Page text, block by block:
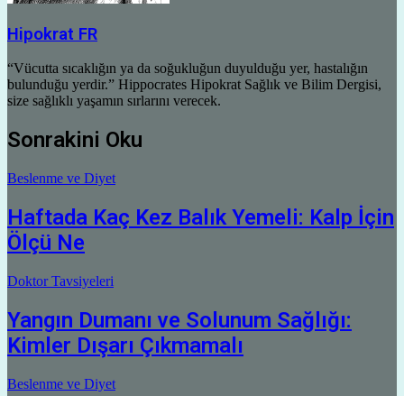
Hipokrat FR
“Vücutta sıcaklığın ya da soğukluğun duyulduğu yer, hastalığın
bulunduğu yerdir.” Hippocrates Hipokrat Sağlık ve Bilim Dergisi,
size sağlıklı yaşamın sırlarını verecek.
Sonrakini Oku
Beslenme ve Diyet
Haftada Kaç Kez Balık Yemeli: Kalp İçin
Ölçü Ne
Doktor Tavsiyeleri
Yangın Dumanı ve Solunum Sağlığı:
Kimler Dışarı Çıkmamalı
Beslenme ve Diyet